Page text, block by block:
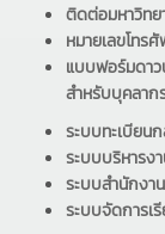
ติดต่อมหาวิทย
หมายเลขโทร
แบบฟอร์มดาว
สำหรับบุคลาก
ระบบทะเบียน
ระบบบริหารง
ระบบสำนักงา
ระบบจัดการเ